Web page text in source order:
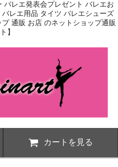
レエ発表会プレゼント バレエお
レエ用品 タイツ バレエシューズ
通販 お店 のネットショップ通販
】
カートを見る